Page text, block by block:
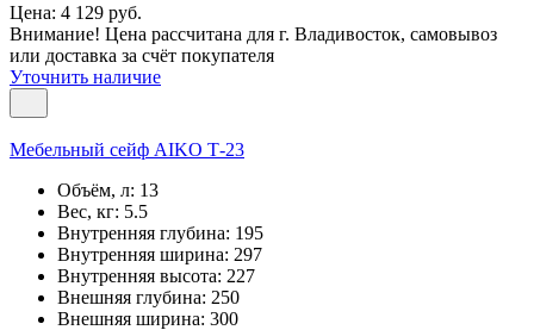
Цена: 4 129 руб.
Внимание! Цена рассчитана для г. Владивосток, самовывоз
или доставка за счёт покупателя
Уточнить наличие
Мебельный сейф AIKO Т-23
Объём, л: 13
Вес, кг: 5.5
Внутренняя глубина: 195
Внутренняя ширина: 297
Внутренняя высота: 227
Внешняя глубина: 250
Внешняя ширина: 300